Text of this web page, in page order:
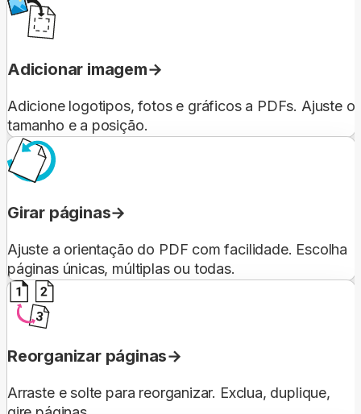
Adicionar imagem
Adicione logotipos, fotos e gráficos a PDFs. Ajuste o
tamanho e a posição.
Girar páginas
Ajuste a orientação do PDF com facilidade. Escolha
páginas únicas, múltiplas ou todas.
Reorganizar páginas
Arraste e solte para reorganizar. Exclua, duplique,